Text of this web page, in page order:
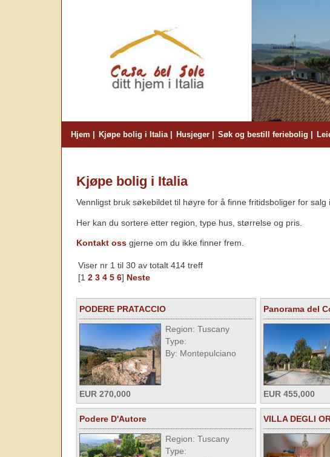
Hjem Kjøpe bolig i Italia Husjeger Søk og bestill feriebolig
Kjøpe bolig i Italia
Vennligst bruk søkebildet til høyre for å finne fritidsboliger for
Her kan du sortere etter region, type hus, størrelse og pris.
Kontakt oss gjerne om du ikke finner frem.
Viser nr 1 til 30 av totalt 414 treff
[12 3 4 5 6] Neste
PODERE PRATACCIO
Region: Tuscany
Type:
By: Montepulciano
EUR 270,000
Panorama del
EUR 455,000
Podere D'Autore
Region: Tuscany
Type:
VILLA DEGLI